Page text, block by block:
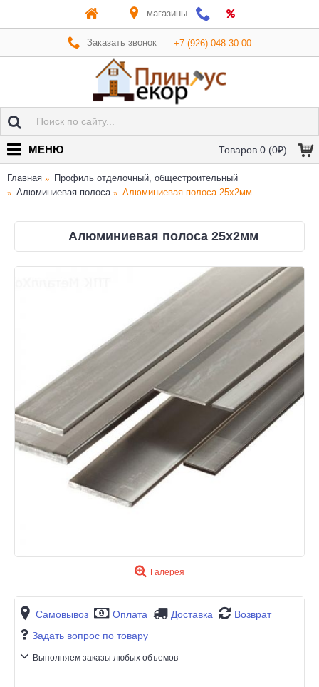
магазины
Заказать звонок +7 (926) 048-30-00
Товаров 0 (0₽)
МЕНЮ
Главная
Профиль отделочный, общестроительный
Алюминиевая полоса
Алюминиевая полоса 25х2мм
Алюминиевая полоса 25х2мм
Галерея
Самовывоз Оплата Доставка
Возврат
Задать вопрос по товару
Выполняем заказы любых объемов